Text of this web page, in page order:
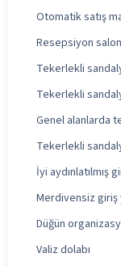
Otomatik satış
Resepsiyon
Tekerlekli
Tekerlekli
Genel alanlarda
Tekerlekli
İyi aydınlatılmış
Merdivensiz giriş
Düğün
Valiz dolabı